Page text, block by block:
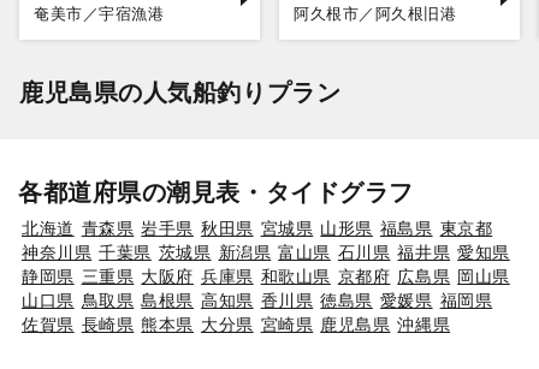
奄美市／宇宿漁港 阿久根市／阿久根旧港
鹿児島県の人気船釣りプラン
各都道府県の潮見表・タイドグラフ
北海道 青森県 岩手県 秋田県 宮城県 山形県 福島県 東京都
神奈川県 千葉県 茨城県 新潟県 富山県 石川県 福井県 愛知県
静岡県 三重県 大阪府 兵庫県 和歌山県 京都府 広島県 岡山県
山口県 鳥取県 島根県 高知県 香川県 徳島県 愛媛県 福岡県
佐賀県 長崎県 熊本県 大分県 宮崎県 鹿児島県 沖縄県